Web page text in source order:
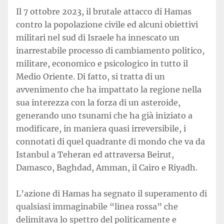
Il 7 ottobre 2023, il brutale attacco di Hamas
contro la popolazione civile ed alcuni obiettivi
militari nel sud di Israele ha innescato un
inarrestabile processo di cambiamento politico,
militare, economico e psicologico in tutto il
Medio Oriente. Di fatto, si tratta di un
avvenimento che ha impattato la regione nella
sua interezza con la forza di un asteroide,
generando uno tsunami che ha già iniziato a
modificare, in maniera quasi irreversibile, i
connotati di quel quadrante di mondo che va da
Istanbul a Teheran ed attraversa Beirut,
Damasco, Baghdad, Amman, il Cairo e Riyadh.
L’azione di Hamas ha segnato il superamento di
qualsiasi immaginabile “linea rossa” che
delimitava lo spettro del politicamente e